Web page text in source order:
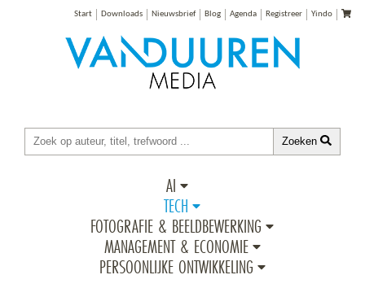
Start Downloads Nieuwsbrief Blog Agenda Registreer Yindo
Zoeken
AI
TECH
FOTOGRAFIE & BEELDBEWERKING
MANAGEMENT & ECONOMIE
PERSOONLIJKE ONTWIKKELING